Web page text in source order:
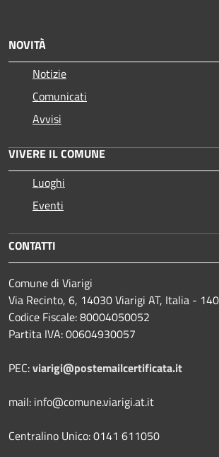
NOVITÀ
Notizie
Comunicati
Avvisi
VIVERE IL COMUNE
Luoghi
Eventi
CONTATTI
Comune di Viarigi
Via Recinto, 6, 14030 Viarigi AT, Italia -
Codice Fiscale: 80004050052
Partita IVA: 00604930057
PEC:viarigi@postemailcertificata.it
mail: info@comune.viarigi.at.it
Centralino Unico: 0141 611050